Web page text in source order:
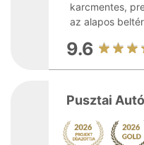
karcmentes,
az alapos
9.6
Pusztai